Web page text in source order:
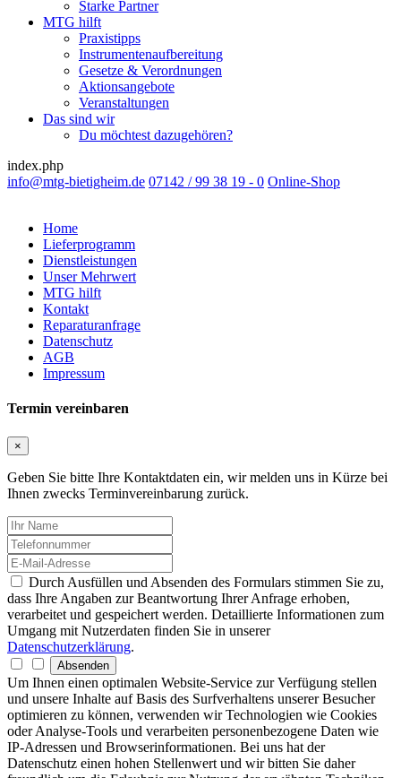
Starke Partner
MTG hilft
Praxistipps
Instrumentenaufbereitung
Gesetze & Verordnungen
Aktionsangebote
Veranstaltungen
Das sind wir
Du möchtest dazugehören?
index.php
info@mtg-bietigheim.de 07142 / 99 38 19 - 0 Online-Shop
Home
Lieferprogramm
Dienstleistungen
Unser Mehrwert
MTG hilft
Kontakt
Reparaturanfrage
Datenschutz
AGB
Impressum
Termin vereinbaren
×
Geben Sie bitte Ihre Kontaktdaten ein, wir melden uns in Kürze bei
Ihnen zwecks Terminvereinbarung zurück.
Durch Ausfüllen und Absenden des Formulars stimmen Sie zu,
dass Ihre Angaben zur Beantwortung Ihrer Anfrage erhoben,
verarbeitet und gespeichert werden. Detaillierte Informationen zum
Umgang mit Nutzerdaten finden Sie in unserer
Datenschutzerklärung.
Absenden
Um Ihnen einen optimalen Website-Service zur Verfügung stellen
und unsere Inhalte auf Basis des Surfverhaltens unserer Besucher
optimieren zu können, verwenden wir Technologien wie Cookies
oder Analyse-Tools und verarbeiten personenbezogene Daten wie
IP-Adressen und Browserinformationen. Bei uns hat der
Datenschutz einen hohen Stellenwert und wir bitten Sie daher